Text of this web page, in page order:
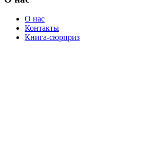
О нас
Контакты
Книга-сюрприз